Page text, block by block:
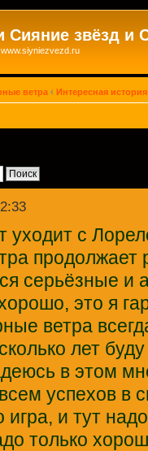
Сияние звёзд и
ветра ‹ Интересная история
уходит с
продолжает
серьёзные и
это я
ветра
лет
в этом
успехов в
игра, и тут
только